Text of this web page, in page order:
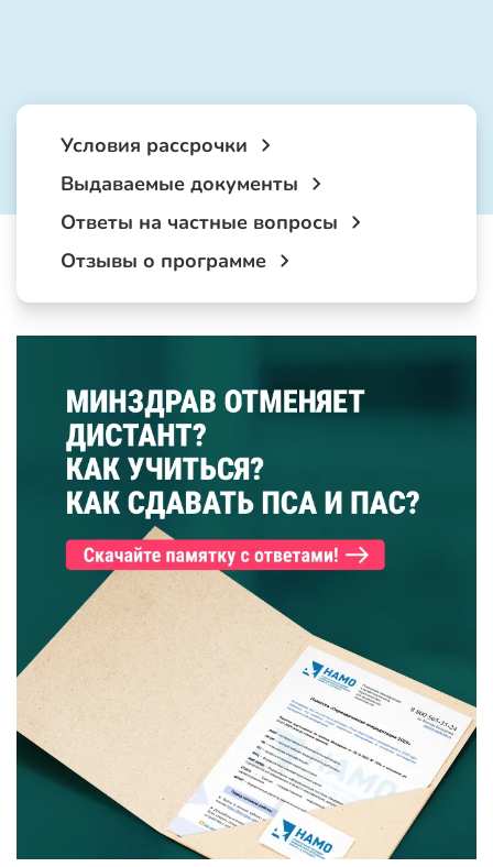
Условия рассрочки
Выдаваемые документы
Ответы на частные вопросы
Отзывы о программе